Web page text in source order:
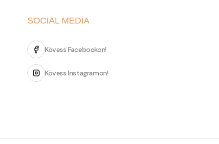
SOCIAL MEDIA
Kövess Facebookon!
Kövess Instagramon!